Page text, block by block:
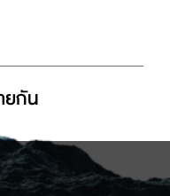
ยกัน